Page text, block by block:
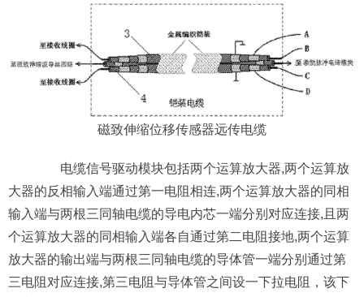
磁致伸缩位移传感器远传电缆
电缆信号驱动模块包括两个运算放大器,两个运算放
大器的反相输入端通过第一电阻相连,两个运算放大器的同相
输入端与两根三同轴电缆的导电内芯一端分别对应连接,且两
个运算放大器的同相输入端各自通过第二电阻接地,两个运算
放大器的输出端与两根三同轴电缆的导体管一端分别通过第
三电阻对应连接,第三电阻与导体管之间设一下拉电阻，该下